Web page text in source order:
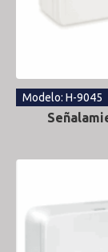
Modelo: H-9045